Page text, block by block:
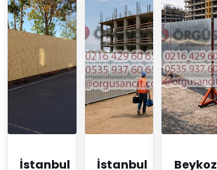
İstanbul
İstanbul
Beykoz